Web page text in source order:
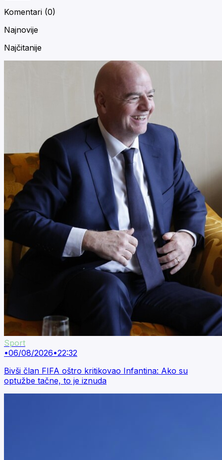
Komentari (0)
Najnovije
Najčitanije
Sport
•06/08/2026•22:32
Bivši član FIFA oštro kritikovao Infantina: Ako su
optužbe tačne, to je iznuda